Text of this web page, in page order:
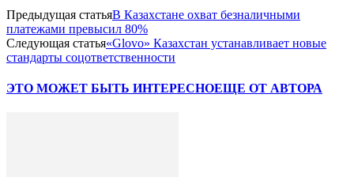
Предыдущая статьяВ Казахстане охват безналичными
платежами превысил 80%
Следующая статья«Glovo» Казахстан устанавливает новые
стандарты соцответственности
ЭТО МОЖЕТ БЫТЬ ИНТЕРЕСНОЕЩЕ ОТ АВТОРА